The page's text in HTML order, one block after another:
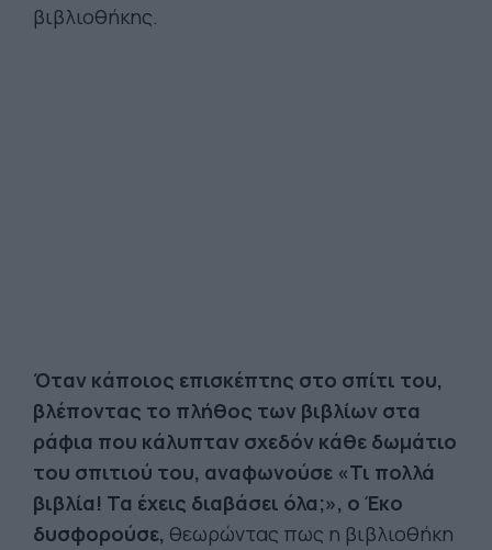
βιβλιοθήκης.
Όταν κάποιος επισκέπτης στο σπίτι του,
βλέποντας το πλήθος των βιβλίων στα
ράφια που κάλυπταν σχεδόν κάθε δωμάτιο
του σπιτιού του, αναφωνούσε «Τι πολλά
βιβλία! Τα έχεις διαβάσει όλα;», ο Έκο
δυσφορούσε, θεωρώντας πως η βιβλιοθήκη